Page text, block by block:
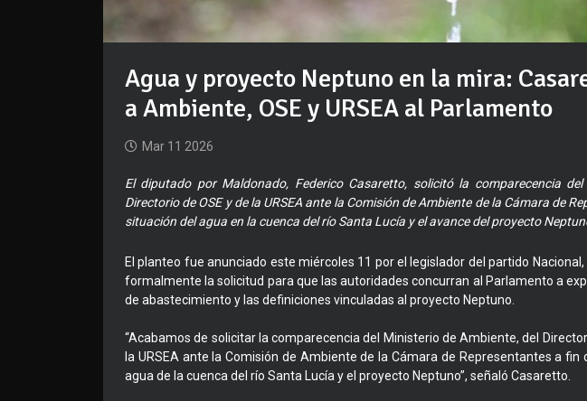
Agua y proyecto Neptuno en la mira:
a Ambiente, OSE y URSEA al Parlamento
Mar 11 2026
El diputado por Maldonado, Federico Casaretto, solicitó la comparecencia
Directorio de OSE y de la URSEA ante la Comisión de Ambiente de la Cámara de
situación del agua en la cuenca del río Santa Lucía y el avance del proyecto
El planteo fue anunciado este miércoles 11 por el legislador del partido
formalmente la solicitud para que las autoridades concurran al Parlamento a
de abastecimiento y las definiciones vinculadas al proyecto Neptuno.
“Acabamos de solicitar la comparecencia del Ministerio de Ambiente, del
la URSEA ante la Comisión de Ambiente de la Cámara de Representantes a fin
agua de la cuenca del río Santa Lucía y el proyecto Neptuno”, señaló Casaretto.